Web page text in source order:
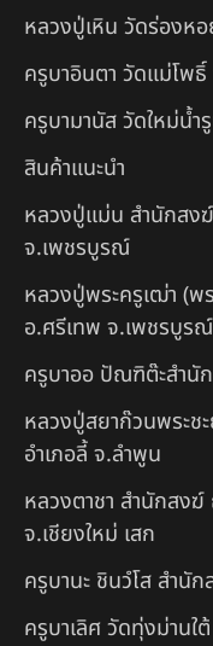
หลวงปู่เหิน วัดร่องห
ครูบาอินตา วัดแม่โพ
ครูบามานัส วัดใหม่น้ำ
สินค้าแนะนำ
หลวงปู่แม่น สำนักสง
จ.เพชรบูรณ์
หลวงปู่พระครูเฒ่า (พ
อ.ศรีเทพ จ.เพชรบูรณ์
ครูบาออ ปัณฑิต๊ะสำนั
หลวงปู่สยาก๊วนพระช
อำเภอลี้ จ.ลำพูน
หลวงตาชา สำนักสงฆ์
จ.เชียงใหม่ เสก
ครูบานะ ชินวํโส สำนั
ครูบาเลิศ วัดทุ่งม่านใ